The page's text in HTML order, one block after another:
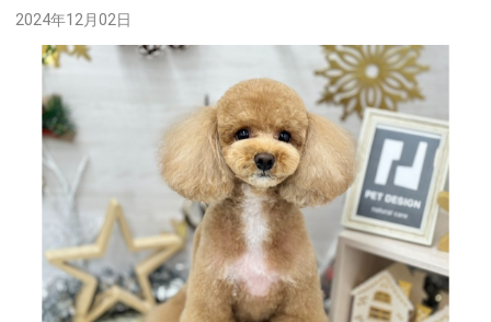
2024年12月02日